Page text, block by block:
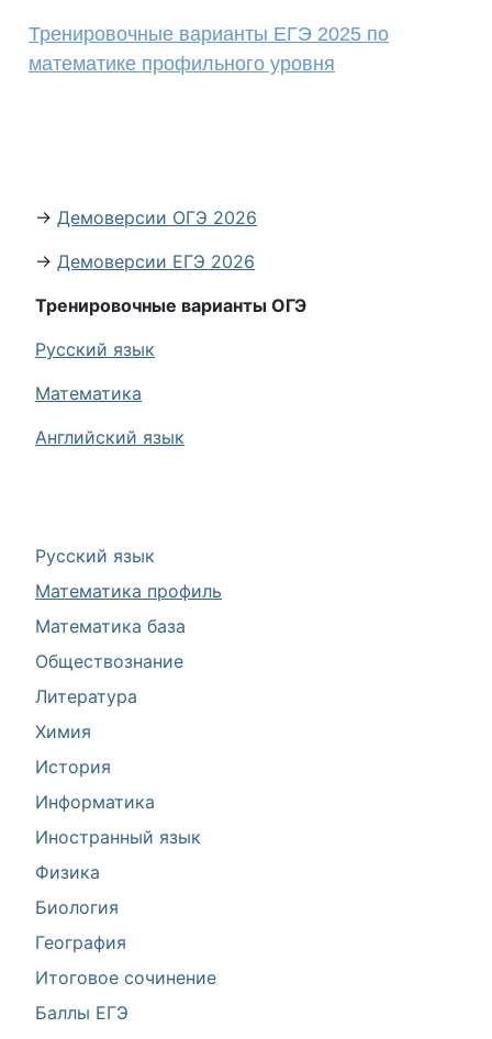
Русский язык
Математика профиль
Математика база
Обществознание
Литература
Химия
История
Информатика
Иностранный язык
Физика
Биология
География
Итоговое сочинение
Баллы ЕГЭ
Тренировочные варианты ЕГЭ 2025 по
математике профильного уровня
→ Демоверсии ОГЭ 2026
→ Демоверсии ЕГЭ 2026
Тренировочные варианты ОГЭ
Русский язык
Математика
Английский язык